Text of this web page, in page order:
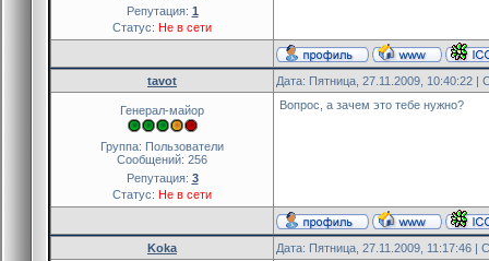
Репутация: 1
Статус: Не в сети
tavot Дата: Пятница, 27.11.2009, 10:40:22
Генерал-майор
Группа: Пользователи
Сообщений: 256
Репутация: 3
Статус: Не в сети
Вопрос, а зачем это тебе нужно?
Koka Дата: Пятница, 27.11.2009, 11:17:46 |